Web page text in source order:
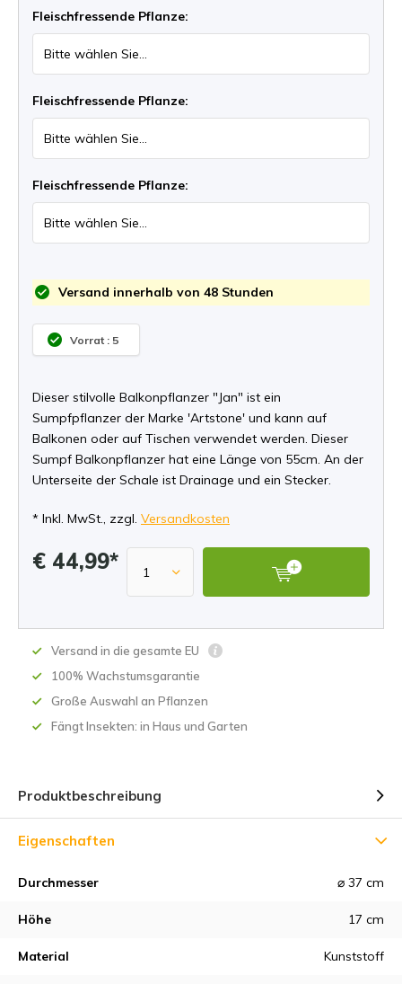
Fleischfressende Pflanze:
Fleischfressende Pflanze:
Fleischfressende Pflanze:
Versand innerhalb von 48 Stunden
Vorrat : 5
Dieser stilvolle Balkonpflanzer "Jan" ist ein
Sumpfpflanzer der Marke 'Artstone' und kann auf
Balkonen oder auf Tischen verwendet werden. Dieser
Sumpf Balkonpflanzer hat eine Länge von 55cm. An der
Unterseite der Schale ist Drainage und ein Stecker.
* Inkl. MwSt., zzgl. Versandkosten
€ 44,99*
Versand in die gesamte EU
100% Wachstumsgarantie
Große Auswahl an Pflanzen
Fängt Insekten: in Haus und Garten
Produktbeschreibung
Eigenschaften
Durchmesser ⌀ 37 cm
Höhe 17 cm
Material Kunststoff